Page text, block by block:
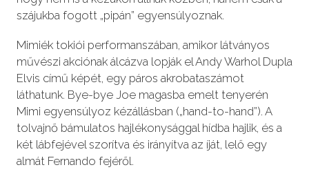
szájukba fogott „pipán” egyensúlyoznak.
Mimiék tokiói performanszában, amikor látványos
művészi akciónak álcázva lopják el Andy Warhol Dupla
Elvis című képét, egy páros akrobataszámot
láthatunk. Bye-bye Joe magasba emelt tenyerén
Mimi egyensúlyoz kézállásban („hand-to-hand”). A
tolvajnő bámulatos hajlékonysággal hídba hajlik, és a
két lábfejével szorítva és irányítva az íját, lelő egy
almát Fernando fejéről.